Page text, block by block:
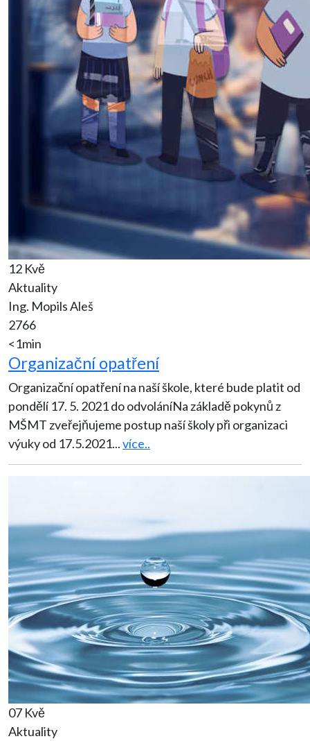
12 Kvě
Aktuality
Ing. Mopils Aleš
2766
<1min
Organizační opatření
Organizační opatření na naší škole, které bude platit od
pondělí 17. 5. 2021 do odvoláníNa základě pokynů z
MŠMT zveřejňujeme postup naší školy při organizaci
výuky od 17.5.2021...více..
07 Kvě
Aktuality